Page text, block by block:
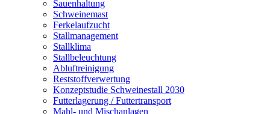
Sauenhaltung
Schweinemast
Ferkelaufzucht
Stallmanagement
Stallklima
Stallbeleuchtung
Abluftreinigung
Reststoffverwertung
Konzeptstudie Schweinestall 2030
Futterlagerung / Futtertransport
Mahl- und Mischanlagen